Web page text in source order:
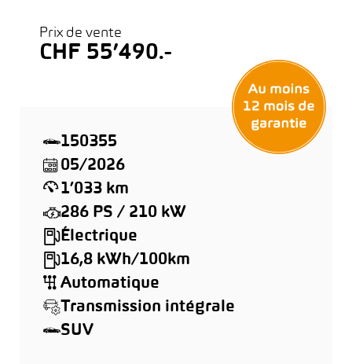
Prix de vente
CHF 55’490.-
150355
05/2026
1’033 km
286 PS / 210 kW
Électrique
16,8 kWh/100km
Automatique
Transmission intégrale
SUV